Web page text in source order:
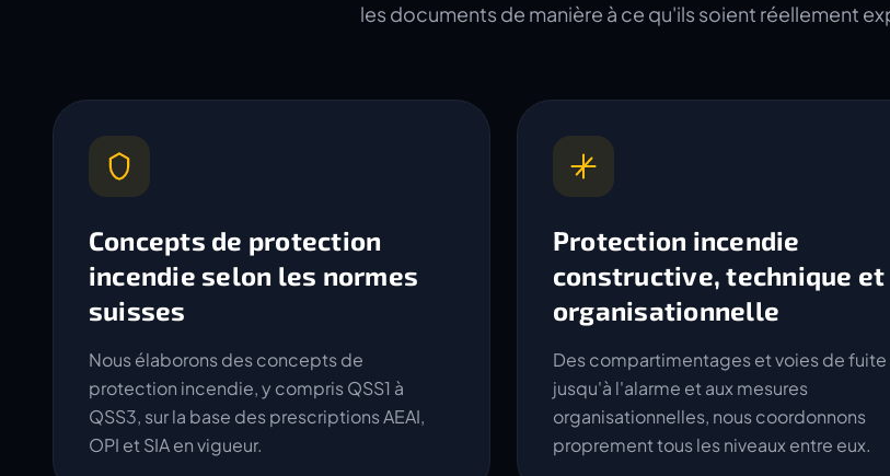
les documents de manière à ce qu'ils soient réellement
Concepts de protection
incendie selon les normes
suisses
Nous élaborons des concepts de
protection incendie, y compris QSS1 à
QSS3, sur la base des prescriptions AEAI,
OPI et SIA en vigueur.
Protection incendie
constructive, technique et
organisationnelle
Des compartimentages et voies de fuite
jusqu'à l'alarme et aux mesures
organisationnelles, nous coordonnons
proprement tous les niveaux entre eux.